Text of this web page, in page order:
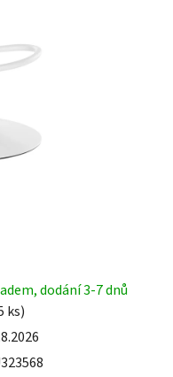
dodání 3-7 dnů
ks)